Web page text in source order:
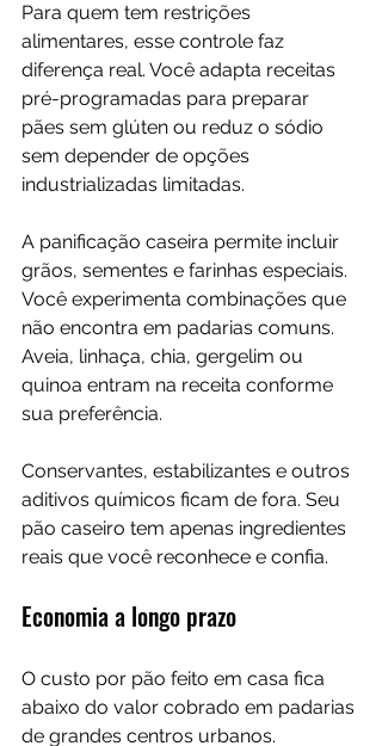
Para quem tem restrições
alimentares, esse controle faz
diferença real. Você adapta receitas
pré-programadas para preparar
pães sem glúten ou reduz o sódio
sem depender de opções
industrializadas limitadas.
A panificação caseira permite incluir
grãos, sementes e farinhas especiais.
Você experimenta combinações que
não encontra em padarias comuns.
Aveia, linhaça, chia, gergelim ou
quinoa entram na receita conforme
sua preferência.
Conservantes, estabilizantes e outros
aditivos químicos ficam de fora. Seu
pão caseiro tem apenas ingredientes
reais que você reconhece e confia.
Economia a longo prazo
O custo por pão feito em casa fica
abaixo do valor cobrado em padarias
de grandes centros urbanos.